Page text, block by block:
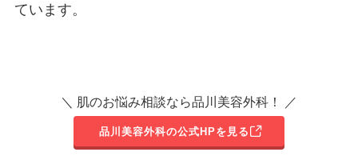
ています。
＼ 肌のお悩み相談なら品川美容外科！ ／
品川美容外科の公式HPを見る